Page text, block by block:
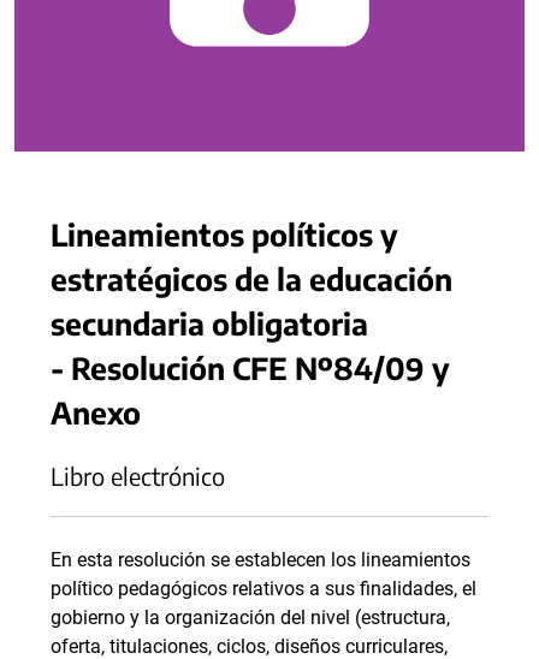
Lineamientos políticos y
estratégicos de la educación
secundaria obligatoria
- Resolución CFE Nº84/09 y
Anexo
Libro electrónico
En esta resolución se establecen los lineamientos
político pedagógicos relativos a sus finalidades, el
gobierno y la organización del nivel (estructura,
oferta, titulaciones, ciclos, diseños curriculares,